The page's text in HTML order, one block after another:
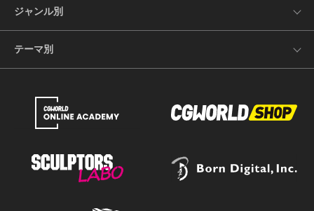
ジャンル別
テーマ別